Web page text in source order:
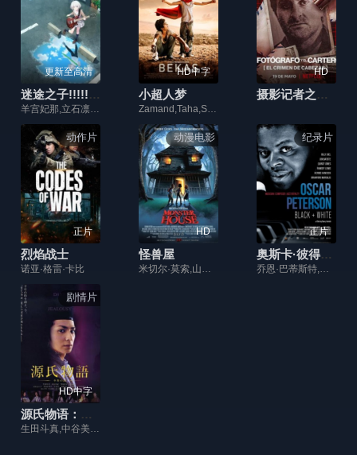
更新至高清
迷途之子!!!!!剧场版前篇：春暖向阳，迷星之猫
羊宫妃那,立石凛,青木阳菜,小日向美香,林鼓子
HD中字
小超人梦
Zamand,Taha,Sarwar,Fazil
HD
摄影记者之死：阿根廷黑金政治
动作片
正片
烈焰战士
诺亚·格雷·卡比
动漫电影
HD
怪兽屋
米切尔·莫索,山姆·勒纳,史宾塞·洛克,史蒂夫·布西密,凯瑟琳·欧哈拉,佛莱德·威拉特,瑞恩·纽曼,玛吉·吉伦哈尔,杰森·李,凯文·詹姆斯,尼克·卡农,乔恩·海德,凯瑟琳·特纳,伍迪·舒尔茨,伊恩·麦康纳,埃里克·沃克,马修·法黑
纪录片
正片
奥斯卡·彼得森：黑+白
乔恩·巴蒂斯特,丹尼尔·克拉克·布沙尔,梅莎·布吕格戈斯曼
剧情片
HD中字
源氏物语：千年之谜
生田斗真,中谷美纪,洼冢洋介,东山纪之,真木阳子,多部未华子,芦名星,莲佛美沙子,室井滋,田中丽奈